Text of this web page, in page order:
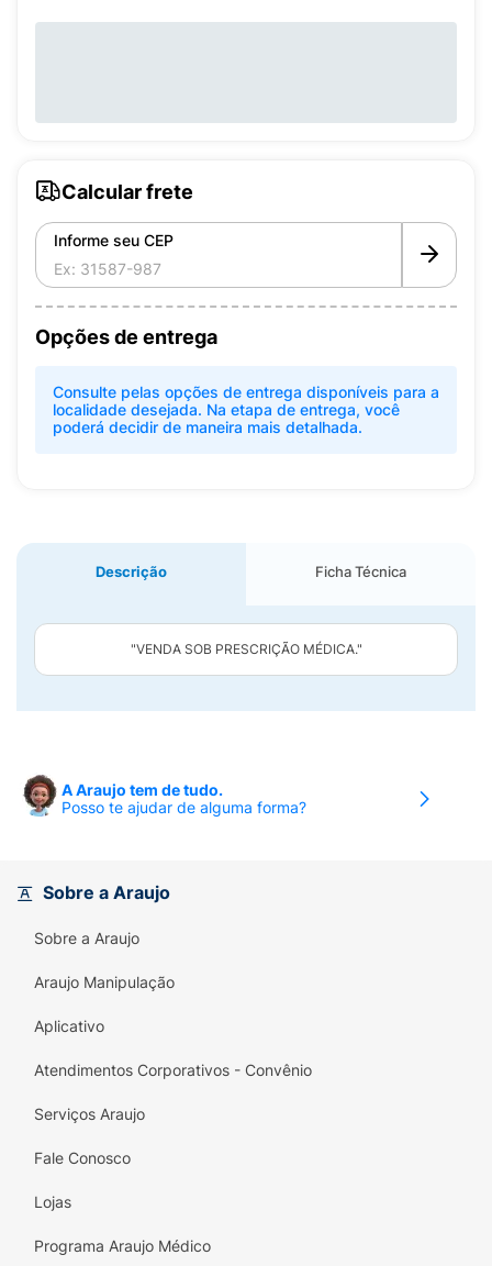
Calcular frete
Informe seu CEP
Opções de entrega
Consulte pelas opções de entrega disponíveis para a
localidade desejada. Na etapa de entrega, você
poderá decidir de maneira mais detalhada.
Descrição Ficha Técnica
"VENDA SOB PRESCRIÇÃO MÉDICA."
A Araujo tem de tudo.
Posso te ajudar de alguma forma?
Sobre a Araujo
Sobre a Araujo
Araujo Manipulação
Aplicativo
Atendimentos Corporativos - Convênio
Serviços Araujo
Fale Conosco
Lojas
Programa Araujo Médico